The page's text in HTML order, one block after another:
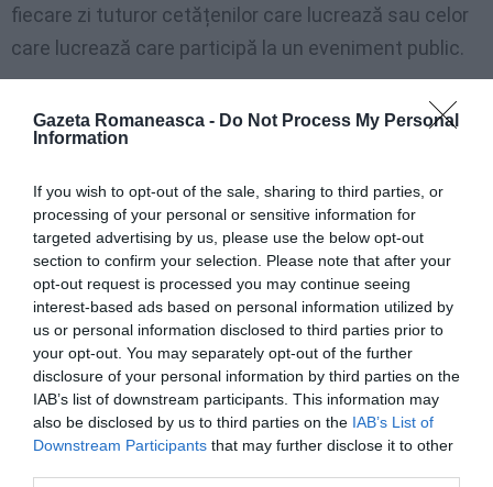
Gazeta Romaneasca - Do Not Process My Personal
Information
If you wish to opt-out of the sale, sharing to third parties, or
processing of your personal or sensitive information for
targeted advertising by us, please use the below opt-out
section to confirm your selection. Please note that after your
opt-out request is processed you may continue seeing
interest-based ads based on personal information utilized by
us or personal information disclosed to third parties prior to
your opt-out. You may separately opt-out of the further
disclosure of your personal information by third parties on the
IAB’s list of downstream participants. This information may
also be disclosed by us to third parties on the IAB’s List of
Downstream Participants that may further disclose it to other
fiecare zi tuturor cetățenilor care lucrează sau celor
care lucrează care participă la un eveniment public.
Pentru că nu este admisibil ca ceea ce s-a întâmplat
la Trieste, unde după demonstrațiile No Vax a avut
criză, spune Rasi.
Măști și distanțare la mitinguri
Potrivit lui Guido Rasi, este necesar ca adunările mari
să aibă loc în deplină siguranță: „Evenimentele
trebuie gestionate în siguranță, la fel ca și alte
activități. Fiecare întâlnire trebuie să aibă un serviciu
de comandă care necesită măști și distanțare”.